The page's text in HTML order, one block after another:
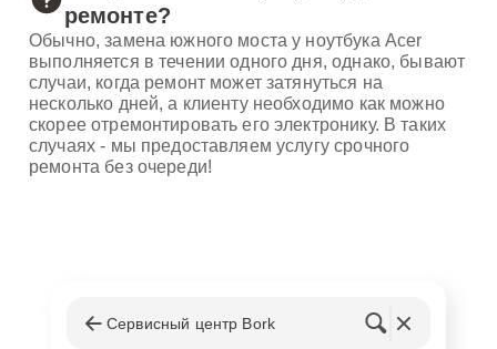
ремонте?
Обычно, замена южного моста у ноутбука Acer
выполняется в течении одного дня, однако, бывают
случаи, когда ремонт может затянуться на
несколько дней, а клиенту необходимо как можно
скорее отремонтировать его электронику. В таких
случаях - мы предоставляем услугу срочного
ремонта без очереди!
Сервисный центр Bork